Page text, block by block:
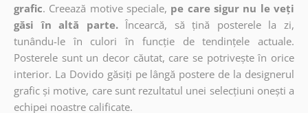
grafic. Creează motive speciale, pe care sigur nu le veți
găsi în altă parte. Încearcă, să țină posterele la zi,
tunându-le în culori în funcție de tendințele actuale.
Posterele sunt un decor căutat, care se potrivește în orice
interior. La Dovido găsiți pe lângă postere de la designerul
grafic și motive, care sunt rezultatul unei selecțiuni onești a
echipei noastre calificate.